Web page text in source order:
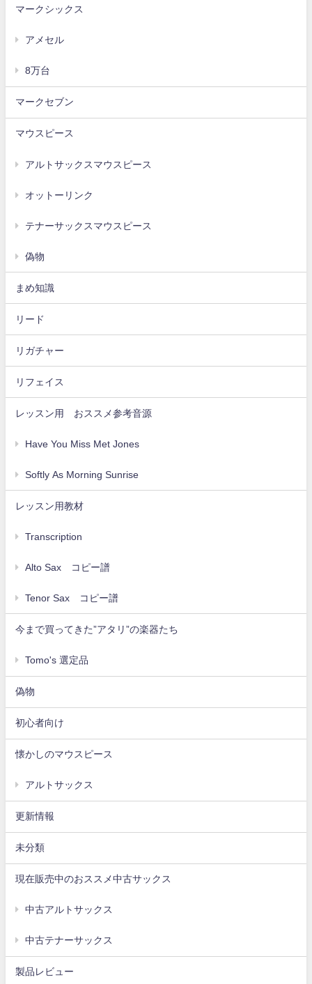
マークシックス
アメセル
8万台
マークセブン
マウスピース
アルトサックスマウスピース
オットーリンク
テナーサックスマウスピース
偽物
まめ知識
リード
リガチャー
リフェイス
レッスン用 おススメ参考音源
Have You Miss Met Jones
Softly As Morning Sunrise
レッスン用教材
Transcription
Alto Sax コピー譜
Tenor Sax コピー譜
今まで買ってきた”アタリ”の楽器たち
Tomo's 選定品
偽物
初心者向け
懐かしのマウスピース
アルトサックス
更新情報
未分類
現在販売中のおススメ中古サックス
中古アルトサックス
中古テナーサックス
製品レビュー